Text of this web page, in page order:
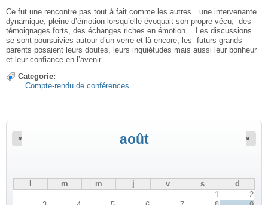
Ce fut une rencontre pas tout à fait comme les autres…une intervenante
dynamique, pleine d’émotion lorsqu’elle évoquait son propre vécu, des
témoignages forts, des échanges riches en émotion… Les discussions
se sont poursuivies autour d’un verre et là encore, les futurs grands-
parents posaient leurs doutes, leurs inquiétudes mais aussi leur bonheur
et leur confiance en l’avenir…
Categorie:
Compte-rendu de conférences
août
« »
m m j v s
d
1
2